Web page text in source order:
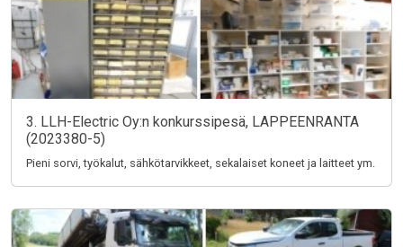
3. LLH-Electric Oy:n konkurssipesä, LAPPEENRANTA
(2023380-5)
Pieni sorvi, työkalut, sähkötarvikkeet, sekalaiset koneet ja laitteet ym.